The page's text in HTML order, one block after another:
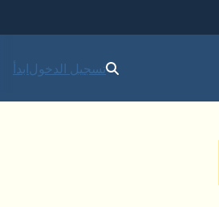
تسجيل الدخولابدأ